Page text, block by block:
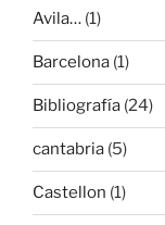
Avila… (1)
Barcelona (1)
Bibliografía (24)
cantabria (5)
Castellon (1)